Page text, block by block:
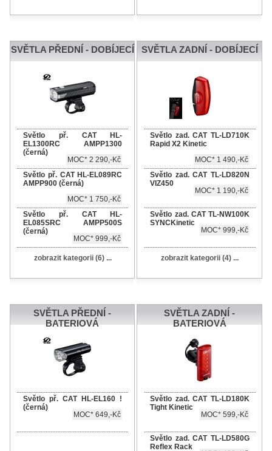
SVĚTLA PŘEDNÍ - DOBÍJECÍ
Světlo př. CAT HL-
EL1300RC AMPP1300
(černá)
MOC* 2 290,-Kč
Světlo př. CAT HL-EL089RC
AMPP900 (černá)
MOC* 1 750,-Kč
Světlo př. CAT HL-
EL085SRC AMPP500S
(černá)
MOC* 999,-Kč
zobrazit kategorii (6) ...
SVĚTLA ZADNÍ - DOBÍJECÍ
Světlo zad. CAT TL-LD710K
Rapid X2 Kinetic
MOC* 1 490,-Kč
Světlo zad. CAT TL-LD820N
VIZ450
MOC* 1 190,-Kč
Světlo zad. CAT TL-NW100K
SYNCKinetic
MOC* 999,-Kč
zobrazit kategorii (4) ...
SVĚTLA PŘEDNÍ -
BATERIOVÁ
Světlo př. CAT HL-EL160 !
(černá)
MOC* 649,-Kč
SVĚTLA ZADNÍ -
BATERIOVÁ
Světlo zad. CAT TL-LD180K
Tight Kinetic
MOC* 599,-Kč
Světlo zad. CAT TL-LD580G
Reflex Rack